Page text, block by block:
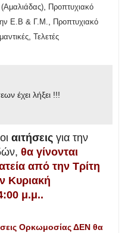
Προπτυχιακό
Ε.Β & Γ.Μ.
Προπτυχιακό
Τελετές
έχει λήξει !!!
αιτήσεις για την
θα γίνονται
από την Τρίτη
Κυριακή
μ.μ..
Ορκωμοσίας ΔΕΝ θα